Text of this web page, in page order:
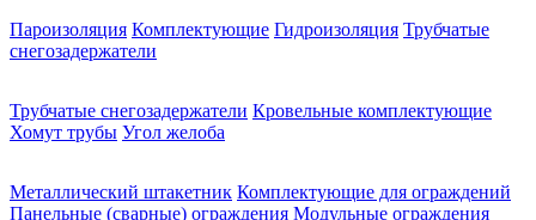
Пароизоляция Комплектующие Гидроизоляция Трубчатые
снегозадержатели
Трубчатые снегозадержатели Кровельные комплектующие
Хомут трубы Угол желоба
Металлический штакетник Комплектующие для ограждений
Панельные (сварные) ограждения Модульные ограждения